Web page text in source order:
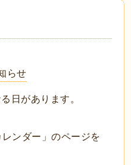
らせ
日があります。
ンダー」のページを